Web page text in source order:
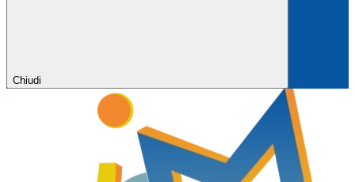
Chiudi